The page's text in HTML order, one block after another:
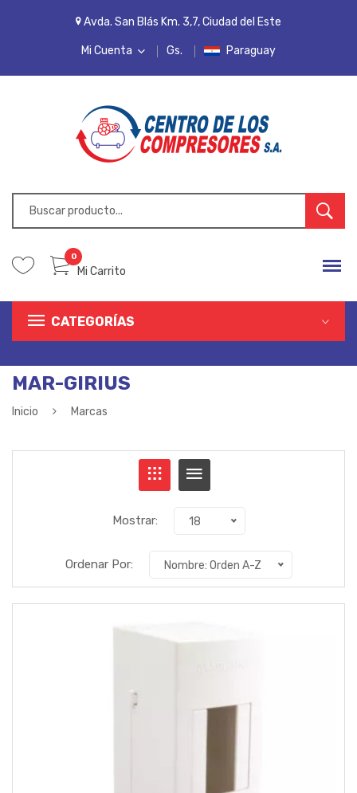
Avda. San Blás Km. 3,7, Ciudad del Este
Mi Cuenta
MI CUENTA
LISTA DE DESEOS
PEDIDOS
INICIAR SESIÓN
REGISTRARSE
Gs. Paraguay
Mi Carrito
0
CATEGORÍAS
MAR-GIRIUS
Inicio Marcas
Mostrar: 18
Ordenar Por: Nombre: Orden A-Z